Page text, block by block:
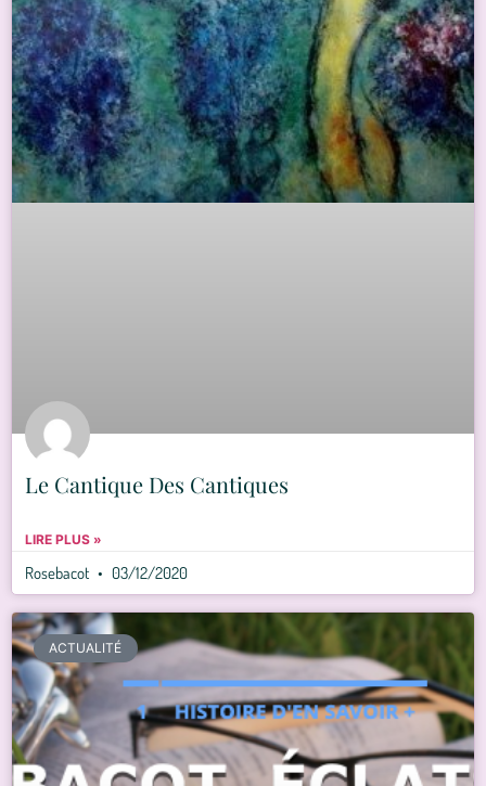
Le Cantique Des Cantiques
LIRE PLUS »
Rosebacot 03/12/2020
ACTUALITÉ